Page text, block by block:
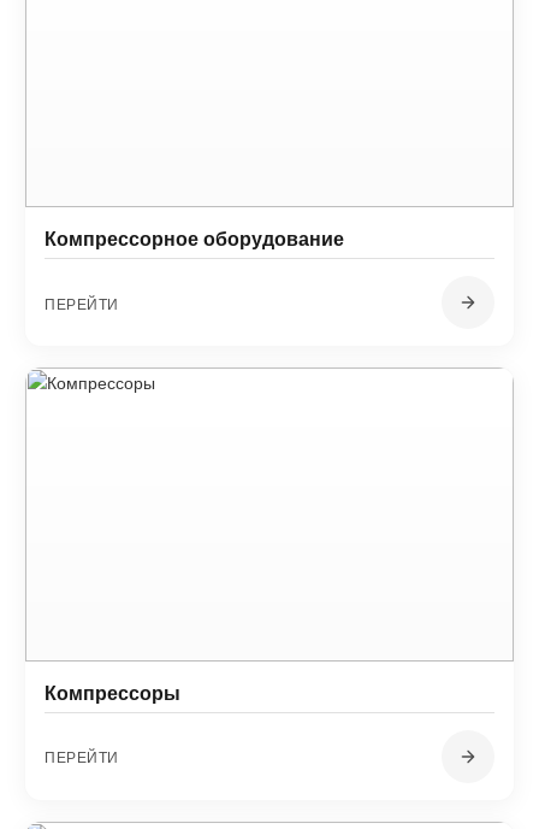
Компрессорное оборудование
ПЕРЕЙТИ
Компрессоры
ПЕРЕЙТИ